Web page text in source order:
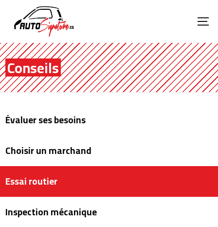
Conseils
Évaluer ses besoins
Choisir un marchand
Essai routier
Inspection mécanique